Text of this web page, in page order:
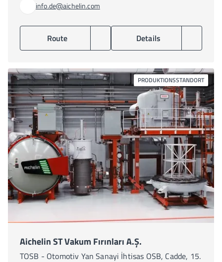
info.de@aichelin.com
Route Details
PRODUKTIONSSTANDORT
Aichelin ST Vakum Fırınları A.Ş.
TOSB - Otomotiv Yan Sanayi İhtisas OSB, Cadde, 15.